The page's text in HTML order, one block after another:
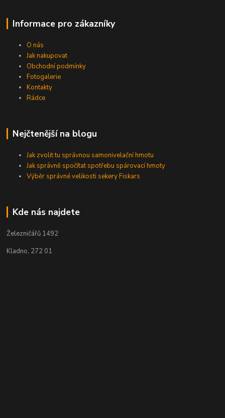
Informace pro zákazníky
O nás
Jak nakupovat
Obchodní podmínky
Fotogalerie
Kontakty
Rádce
Nejčtenější na blogu
Jak zvolit tu správnou samonivelační hmotu
Jak správně spočítat spotřebu spárovací hmoty
Výběr správné velikosti sekery Fiskars
Kde nás najdete
Železničářů 1492
Kladno, 272 01